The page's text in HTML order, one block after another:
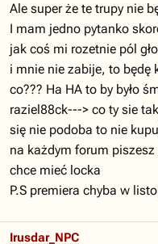
Ale super że te trupy nie
I mam jedno pytanko
jak coś mi rozetnie pól
i mnie nie zabije, to będę
co??? Ha HA to by było
raziel88ck---> co ty sie
się nie podoba to nie
na każdym forum
chce mieć locka
P.S premiera chyba w
Irusdar_NPC